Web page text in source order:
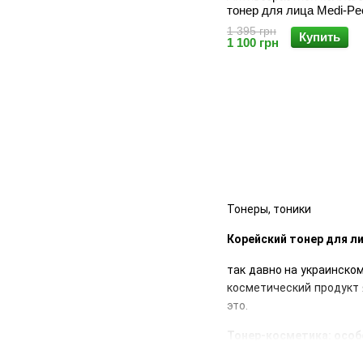
Тонеры, тоники
Корейский тонер для
так давно на
косметический
это.
тонер для лица Medi-
Collagen Toner 1000 ml
1 395 грн
1 100 грн Купить